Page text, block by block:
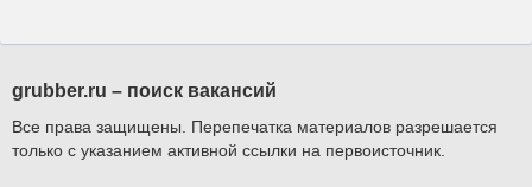
grubber.ru – поиск вакансий
Все права защищены. Перепечатка материалов разрешается
только с указанием активной ссылки на первоисточник.